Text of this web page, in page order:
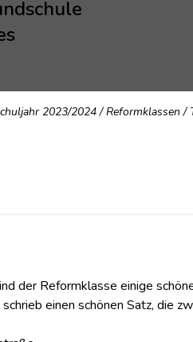
2023/2024/Reformklassen /
der Reformklasse einige
einen schönen Satz, die